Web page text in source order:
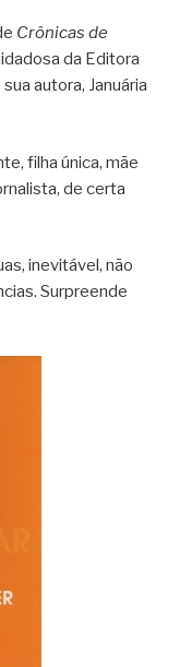
Crônicas de
da Editora
autora, Januária
filha única, mãe
de certa
inevitável, não
Surpreende